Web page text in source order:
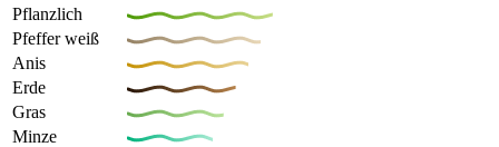
Pflanzlich
Pfeffer weiß
Anis
Erde
Gras
Minze